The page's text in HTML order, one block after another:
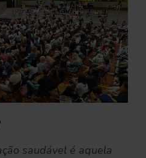
saudável é aquela